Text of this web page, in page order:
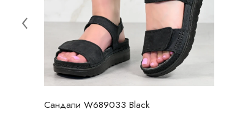
Сандали W689033 Black